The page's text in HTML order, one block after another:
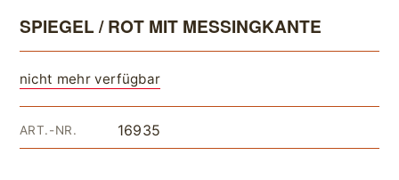
SPIEGEL / ROT MIT MESSINGKANTE
nicht mehr verfügbar
ART.-NR. 16935